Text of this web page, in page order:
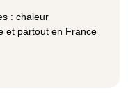
: chaleur
et partout en France